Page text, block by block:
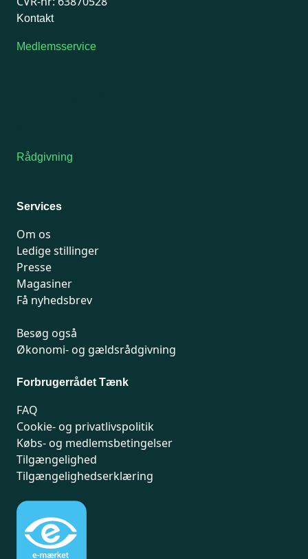
Kontakt
Medlemsservice
Rådgivning
Services
Om os
Ledige stillinger
Presse
Magasiner
Få nyhedsbrev
Besøg også
Økonomi- og gældsrådgivning
Forbrugerrådet Tænk
FAQ
Cookie- og privatlivspolitik
Købs- og medlemsbetingelser
Tilgængelighed
Tilgængelighedserklæring